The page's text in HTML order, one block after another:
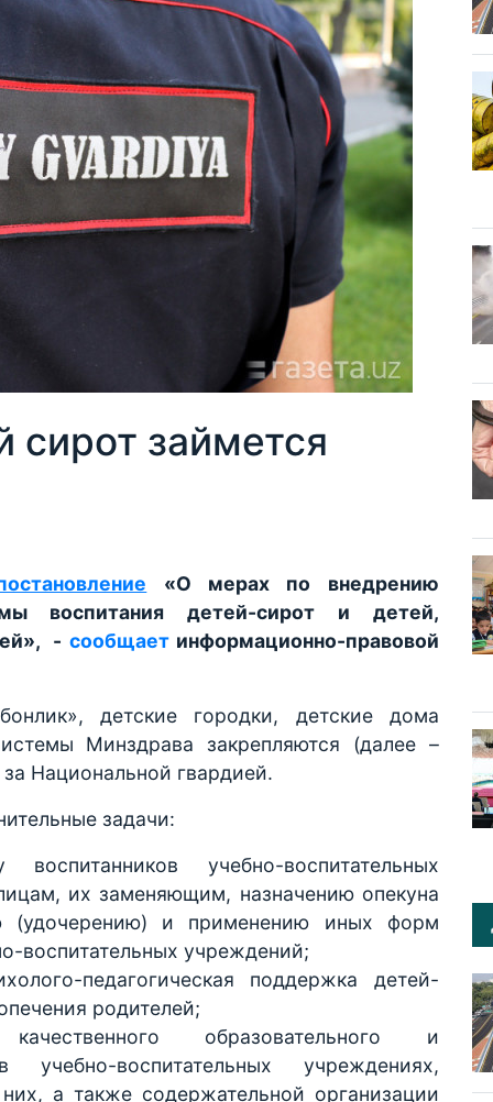
сирот займется
«О мерах по внедрению
воспитания детей-сирот и детей,
- сообщает информационно-правовой
детские городки, детские дома
Минздрава закрепляются (далее –
Национальной гвардией.
задачи:
учебно-воспитательных
их заменяющим, назначению опекуна
(удочерению) и применению иных форм
воспитательных учреждений;
педагогическая поддержка детей-
родителей;
образовательного и
учебно-воспитательных учреждениях,
а также содержательной организации